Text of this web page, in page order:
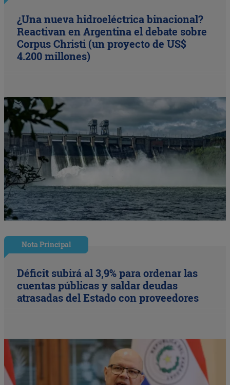
¿Una nueva hidroeléctrica binacional?
Reactivan en Argentina el debate sobre
Corpus Christi (un proyecto de US$
4.200 millones)
Nota Principal
Déficit subirá al 3,9% para ordenar las
cuentas públicas y saldar deudas
atrasadas del Estado con proveedores